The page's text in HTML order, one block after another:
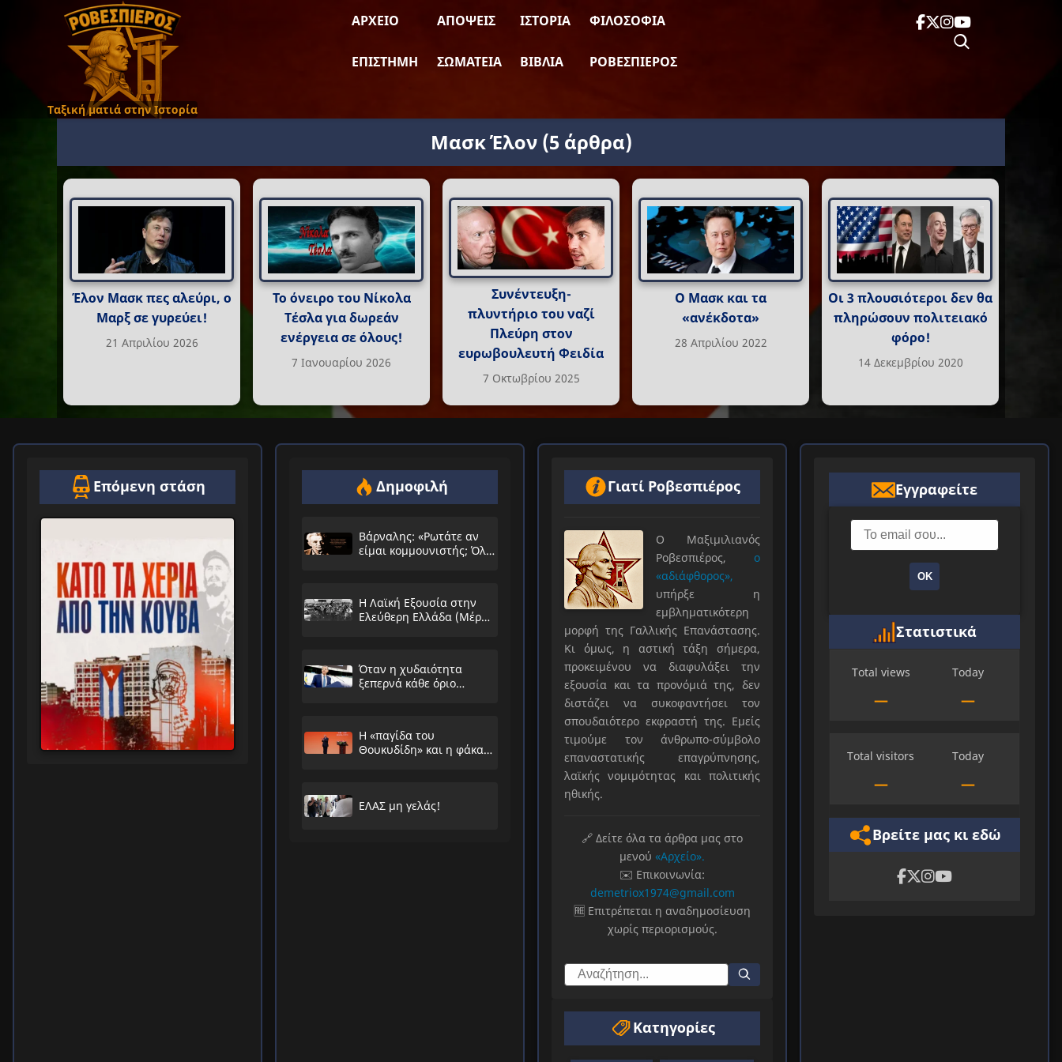
Ταξική ματιά στην Ιστορία
ΑΡΧΕΊΟ ΑΠΌΨΕΙΣ ΙΣΤΟΡΊΑ ΦΙΛΟΣΟΦΊΑ
ΕΠΙΣΤΉΜΗ ΣΩΜΑΤΕΊΑ ΒΙΒΛΊΑ ΡΟΒΕΣΠΙΈΡΟΣ
Μασκ Έλον (5 άρθρα)
Έλον Μασκ πες αλεύρι, ο
Μαρξ σε γυρεύει!
21 Απριλίου 2026
Το όνειρο του Νίκολα
Τέσλα για δωρεάν
ενέργεια σε όλους!
7 Ιανουαρίου 2026
Συνέντευξη-
πλυντήριο του ναζί
Πλεύρη στον
ευρωβουλευτή Φειδία
7 Οκτωβρίου 2025
Ο Μασκ και τα
«ανέκδοτα»
28 Απριλίου 2022
Οι 3 πλουσιότεροι δεν θα
πληρώσουν πολιτειακό
φόρο!
14 Δεκεμβρίου 2020
Επόμενη στάση Δημοφιλή
Βάρναλης: «Ρωτάτε αν
είμαι κομμουνιστής; Όλο
Η Λαϊκή Εξουσία στην
Ελεύθερη Ελλάδα (Μέρος
Όταν η χυδαιότητα
ξεπερνά κάθε όριο…
Η «παγίδα του
Θουκυδίδη» και η φάκα
ΕΛΑΣ μη γελάς!
Γιατί Ροβεσπιέρος
Ο Μαξιμιλιανός
Ροβεσπιέρος, ο
«αδιάφθορος»,
υπήρξε η
εμβληματικότερη
μορφή της Γαλλικής Επανάστασης.
Κι όμως, η αστική τάξη σήμερα,
προκειμένου να διαφυλάξει την
εξουσία και τα προνόμιά της, δεν
διστάζει να συκοφαντήσει τον
σπουδαιότερο εκφραστή της. Εμείς
τιμούμε τον άνθρωπο-σύμβολο
επαναστατικής επαγρύπνησης,
λαϊκής νομιμότητας και πολιτικής
ηθικής.
🔗 Δείτε όλα τα άρθρα μας στο
μενού «Αρχείο».
✉️ Επικοινωνία:
demetriox1974@gmail.com
🆓 Επιτρέπεται η αναδημοσίευση
χωρίς περιορισμούς.
Κατηγορίες
Εγγραφείτε
ΟΚ
Στατιστικά
Total views
—
Today
—
Total visitors
—
Today
—
Βρείτε μας κι εδώ